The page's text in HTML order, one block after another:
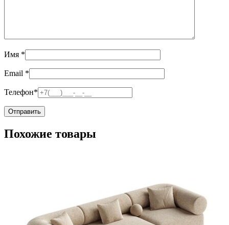
Имя *
Email *
Телефон*
Похожие товары